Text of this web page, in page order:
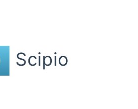
Scipio